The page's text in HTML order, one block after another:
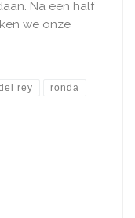
Na een half
we onze
rey ronda